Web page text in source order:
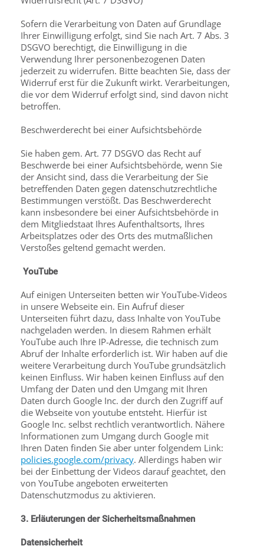
Sofern die Verarbeitung von Daten auf Grundlage
Ihrer Einwilligung erfolgt, sind Sie nach Art. 7 Abs. 3
DSGVO berechtigt, die Einwilligung in die
Verwendung Ihrer personenbezogenen Daten
jederzeit zu widerrufen. Bitte beachten Sie, dass der
Widerruf erst für die Zukunft wirkt. Verarbeitungen,
die vor dem Widerruf erfolgt sind, sind davon nicht
betroffen.
Beschwerderecht bei einer Aufsichtsbehörde
Sie haben gem. Art. 77 DSGVO das Recht auf
Beschwerde bei einer Aufsichtsbehörde, wenn Sie
der Ansicht sind, dass die Verarbeitung der Sie
betreffenden Daten gegen datenschutzrechtliche
Bestimmungen verstößt. Das Beschwerderecht
kann insbesondere bei einer Aufsichtsbehörde in
dem Mitgliedstaat Ihres Aufenthaltsorts, Ihres
Arbeitsplatzes oder des Orts des mutmaßlichen
Verstoßes geltend gemacht werden.
YouTube
Auf einigen Unterseiten betten wir YouTube-Videos
in unsere Webseite ein. Ein Aufruf dieser
Unterseiten führt dazu, dass Inhalte von YouTube
nachgeladen werden. In diesem Rahmen erhält
YouTube auch Ihre IP-Adresse, die technisch zum
Abruf der Inhalte erforderlich ist. Wir haben auf die
weitere Verarbeitung durch YouTube grundsätzlich
keinen Einfluss. Wir haben keinen Einfluss auf den
Umfang der Daten und den Umgang mit Ihren
Daten durch Google Inc. der durch den Zugriff auf
die Webseite von youtube entsteht. Hierfür ist
Google Inc. selbst rechtlich verantwortlich. Nähere
Informationen zum Umgang durch Google mit
Ihren Daten finden Sie aber unter folgendem Link:
policies.google.com/privacy. Allerdings haben wir
bei der Einbettung der Videos darauf geachtet, den
von YouTube angeboten erweiterten
Datenschutzmodus zu aktivieren.
3. Erläuterungen der Sicherheitsmaßnahmen
Datensicherheit